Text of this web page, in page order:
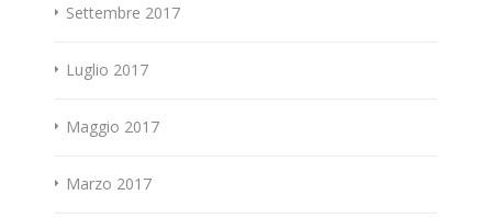
Settembre 2017
Luglio 2017
Maggio 2017
Marzo 2017